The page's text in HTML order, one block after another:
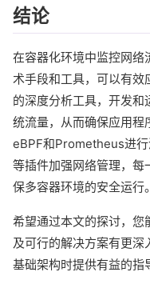
结论
在容器化环境中监控网络
术手段和工具，可以有效
的深度分析工具，开发
统流量，从而确保应用程
eBPF和Prometheus进
等插件加强网络管理，每
保多容器环境的安全运行。
希望通过本文的探讨，您
及可行的解决方案有更
基础架构时提供有益的指